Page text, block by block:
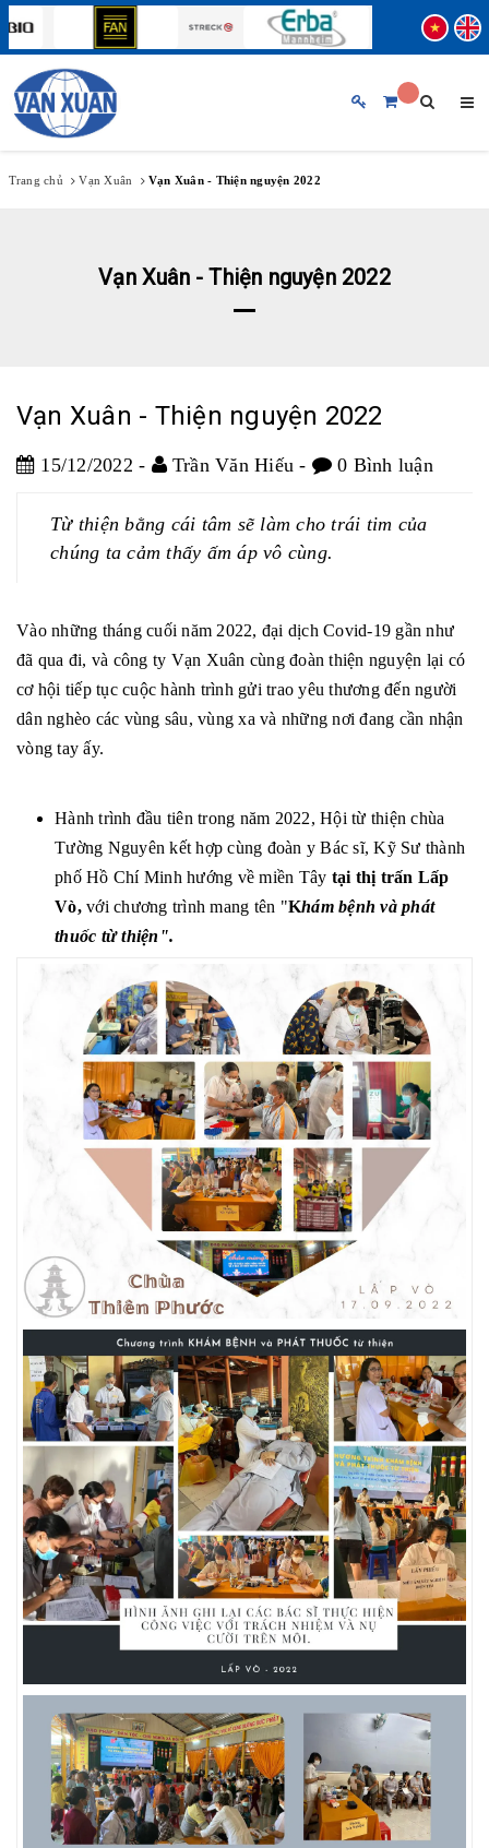
TRANG CHỦ GIỚI THIỆU CHUNG
THƯƠNG HIỆU
♦ STRECK
♦ ERBA MANNHEIM
♦ SIFIN
♦ DIAPRO
♦ FAN
HUYẾT HỌC
MIỄN DỊCH
SINH HÓA
HÓA CHẤT
GEL CARD
THIẾT BỊ KHÁC
VI SINH
TEST NHANH
Đối tác
BECKMAN COULTER
FUJIREBIO
FAN
STRECK
|
ERBALACHEMA
|
SIFIN
|
SFRI
|
DIAPRO
|
ABBOTT
|
ARKRAY
TUYỂN DỤNG
Trang chủ Vạn Xuân Vạn Xuân - Thiện nguyện 2022
Vạn Xuân - Thiện nguyện 2022
Vạn Xuân - Thiện nguyện 2022
15/12/2022 - Trần Văn Hiếu - 0 Bình luận
Từ thiện bằng cái tâm sẽ làm cho trái tim của
chúng ta cảm thấy ấm áp vô cùng.
Vào những tháng cuối năm 2022, đại dịch Covid-19 gần như
đã qua đi, và công ty Vạn Xuân cùng đoàn thiện nguyện lại có
cơ hội tiếp tục cuộc hành trình gửi trao yêu thương đến người
dân nghèo các vùng sâu, vùng xa và những nơi đang cần nhận
vòng tay ấy.
Hành trình đầu tiên trong năm 2022, Hội từ thiện chùa
Tường Nguyên kết hợp cùng đoàn y Bác sĩ, Kỹ Sư thành
phố Hồ Chí Minh hướng về miền Tây tại thị trấn Lấp
Vò, với chương trình mang tên "Khám bệnh và phát
thuốc từ thiện".